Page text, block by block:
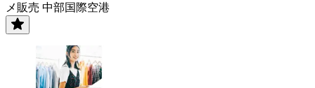
メ販売 中部国際空港